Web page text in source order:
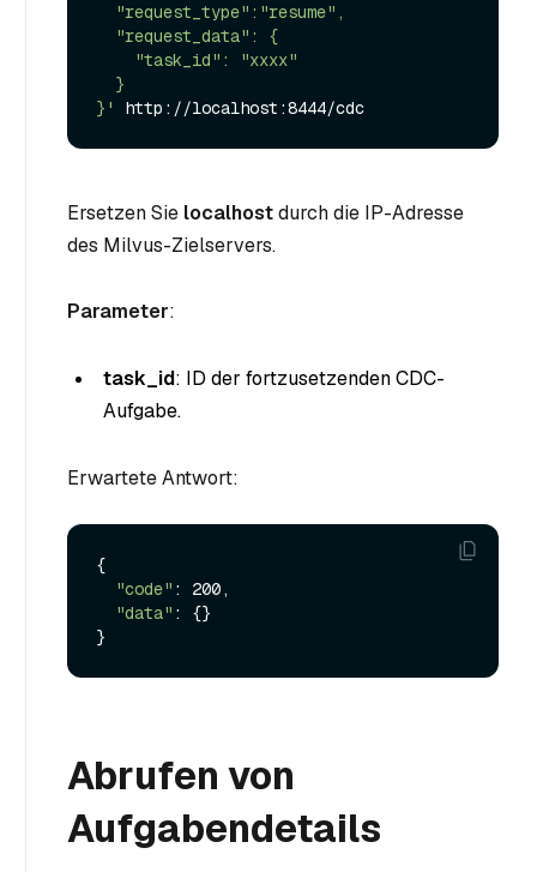
}'
Ersetzen Sie localhostdurch die IP-Adresse
des Milvus-Zielservers.
Parameter:
task_id: ID der fortzusetzenden CDC-
Aufgabe.
Erwartete Antwort:
{
"code" : 200,
"data" : {}
Abrufen von
Aufgabendetails